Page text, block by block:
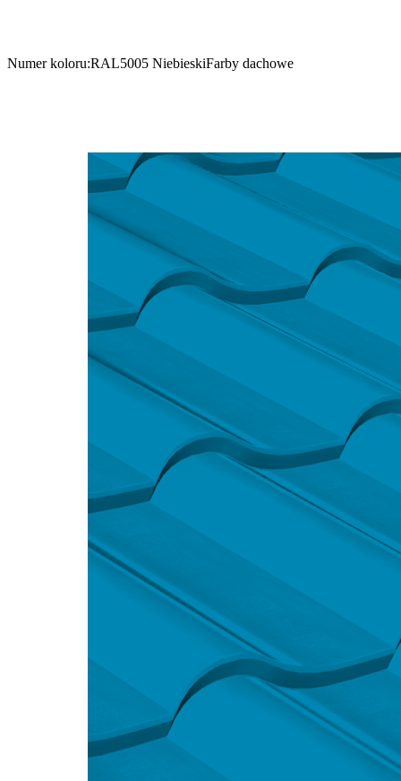
Numer koloru:RAL5005 NiebieskiFarby dachowe